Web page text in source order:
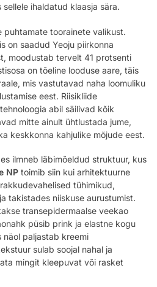
ihaldatud klaasja sära.
puhtamate toorainete valikust.
on saadud Yeoju piirkonna
moodustab tervelt 41 protsenti
on tõeline looduse aare, täis
mis vastutavad naha loomuliku
eest. Riisikliide
abil säilivad kõik
mitte ainult ühtlustada jume,
keskkonna kahjulike mõjude eest.
ilmneb läbimõeldud struktuur, kus
NP toimib siin kui arhitektuurne
tühimikud,
takistades niiskuse aurustumist.
transepidermaalse veekao
püsib prink ja elastne kogu
paljastab kreemi
sulab soojal nahal ja
mingit kleepuvat või rasket